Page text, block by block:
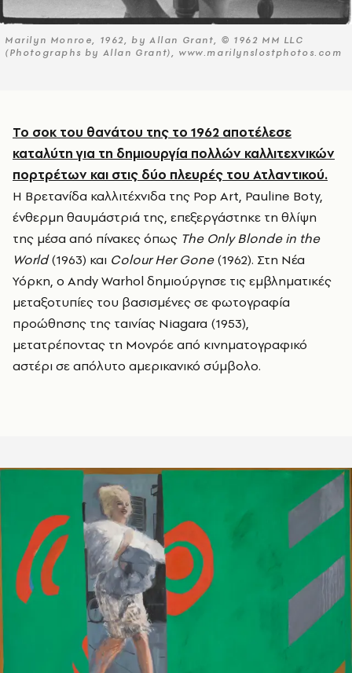
Marilyn Monroe, 1962, by Allan Grant, © 1962 MM LLC
(Photographs by Allan Grant), www.marilynslostphotos.com
Το σοκ του θανάτου της το 1962 αποτέλεσε
καταλύτη για τη δημιουργία πολλών καλλιτεχνικών
πορτρέτων και στις δύο πλευρές του Ατλαντικού.
Η Βρετανίδα καλλιτέχνιδα της Pop Art, Pauline Boty,
ένθερμη θαυμάστριά της, επεξεργάστηκε τη θλίψη
της μέσα από πίνακες όπως TheOnlyBlondein the
World(1963) και ColourHerGone(1962). Στη Νέα
Υόρκη, ο Andy Warhol δημιούργησε τις εμβληματικές
μεταξοτυπίες του βασισμένες σε φωτογραφία
προώθησης της ταινίας Niagara (1953),
μετατρέποντας τη Μονρόε από κινηματογραφικό
αστέρι σε απόλυτο αμερικανικό σύμβολο.